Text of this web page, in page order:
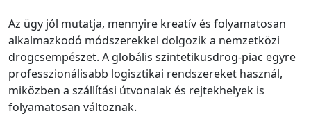
Az ügy jól mutatja, mennyire kreatív és folyamatosan
alkalmazkodó módszerekkel dolgozik a nemzetközi
drogcsempészet. A globális szintetikusdrog-piac egyre
professzionálisabb logisztikai rendszereket használ,
miközben a szállítási útvonalak és rejtekhelyek is
folyamatosan változnak.